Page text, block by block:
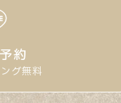
約
グ無料